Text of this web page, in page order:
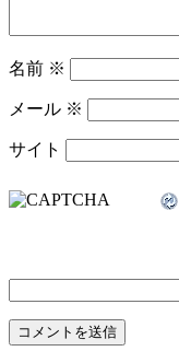
名前 ※
メール ※
サイト